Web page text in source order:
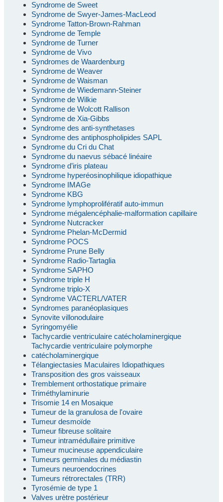
Syndrome de Sweet
Syndrome de Swyer-James-MacLeod
Syndrome Tatton-Brown-Rahman
Syndrome de Temple
Syndrome de Turner
Syndrome de Vivo
Syndromes de Waardenburg
Syndrome de Weaver
Syndrome de Waisman
Syndrome de Wiedemann-Steiner
Syndrome de Wilkie
Syndrome de Wolcott Rallison
Syndrome de Xia-Gibbs
Syndrome des anti-synthetases
Syndrome des antiphospholipides SAPL
Syndrome du Cri du Chat
Syndrome du naevus sébacé linéaire
Syndrome d’iris plateau
Syndrome hyperéosinophilique idiopathique
Syndrome IMAGe
Syndrome KBG
Syndrome lymphoprolifératif auto-immun
Syndrome mégalencéphalie-malformation capillaire
Syndrome Nutcracker
Syndrome Phelan-McDermid
Syndrome POCS
Syndrome Prune Belly
Syndrome Radio-Tartaglia
Syndrome SAPHO
Syndrome triple H
Syndrome triplo-X
Syndrome VACTERL/VATER
Syndromes paranéoplasiques
Synovite villonodulaire
Syringomyélie
Tachycardie ventriculaire catécholaminergique
Tachycardie ventriculaire polymorphe
catécholaminergique
Télangiectasies Maculaires Idiopathiques
Transposition des gros vaisseaux
Tremblement orthostatique primaire
Triméthylaminurie
Trisomie 14 en Mosaique
Tumeur de la granulosa de l'ovaire
Tumeur desmoïde
Tumeur fibreuse solitaire
Tumeur intramédullaire primitive
Tumeur mucineuse appendiculaire
Tumeurs germinales du médiastin
Tumeurs neuroendocrines
Tumeurs rétrorectales (TRR)
Tyrosémie de type 1
Valves urètre postérieur